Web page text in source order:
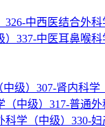
326-中西医结合外科
337-中医耳鼻喉科
级） 307-肾内科学
（中级） 317-普通外
科学（中级） 330-妇